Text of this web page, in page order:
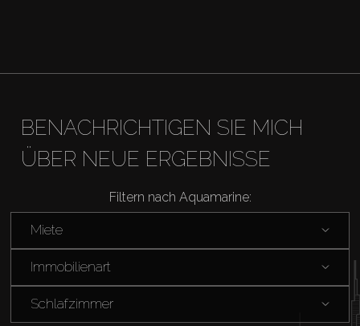
Verkaufen
Agenten
About Us
BENACHRICHTIGEN SIE MICH
ÜBER NEUE ERGEBNISSE
Filtern nach Aquamarine:
Miete
Immobilienart
Schlafzimmer